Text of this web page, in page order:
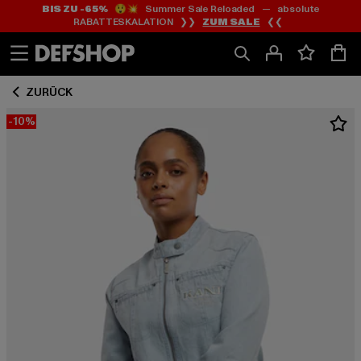
Zum
Inhalt
springen
Zum
Fußzeile
springen
BIS ZU -65%😲💥 Summer Sale Reloaded — absolute
RABATTESKALATION ❯❯ ZUM SALE ❮❮
ZURÜCK
-10%